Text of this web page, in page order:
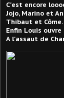
C'est encore
Jojo, Marino et
Thibaut et Côme.
Enfin Louis
A l'assaut de